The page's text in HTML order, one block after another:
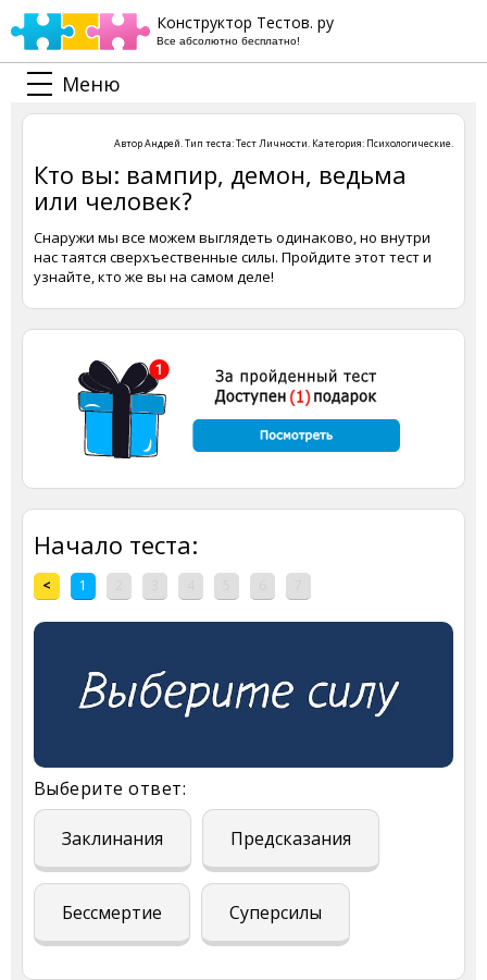
Конструктор Тестов. ру
Все абсолютно бесплатно!
Меню
АвторАндрей. Тип теста:Тест Личности. Категория: Психологические.
Кто вы: вампир, демон, ведьма
или человек?
Снаружи мы все можем выглядеть одинаково, но внутри
нас таятся сверхъественные силы. Пройдите этот тест и
узнайте, кто же вы на самом деле!
Начало теста:
< 1
Выберите ответ:
Заклинания Предсказания
Бессмертие Суперсилы